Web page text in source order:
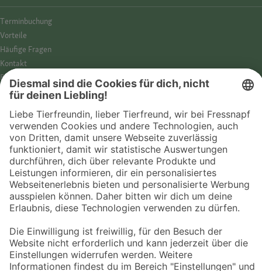
© 2026 Fressnapf Tiernahrungs GmbH
Termin­buchung
Vorteile
Häufige Fragen
Kontakt
Barrierefreiheit
Impressum
Cookies
AGB
Entdecke Fressnapf
Tierversicherung
GPS-Tracker
Online-Shop